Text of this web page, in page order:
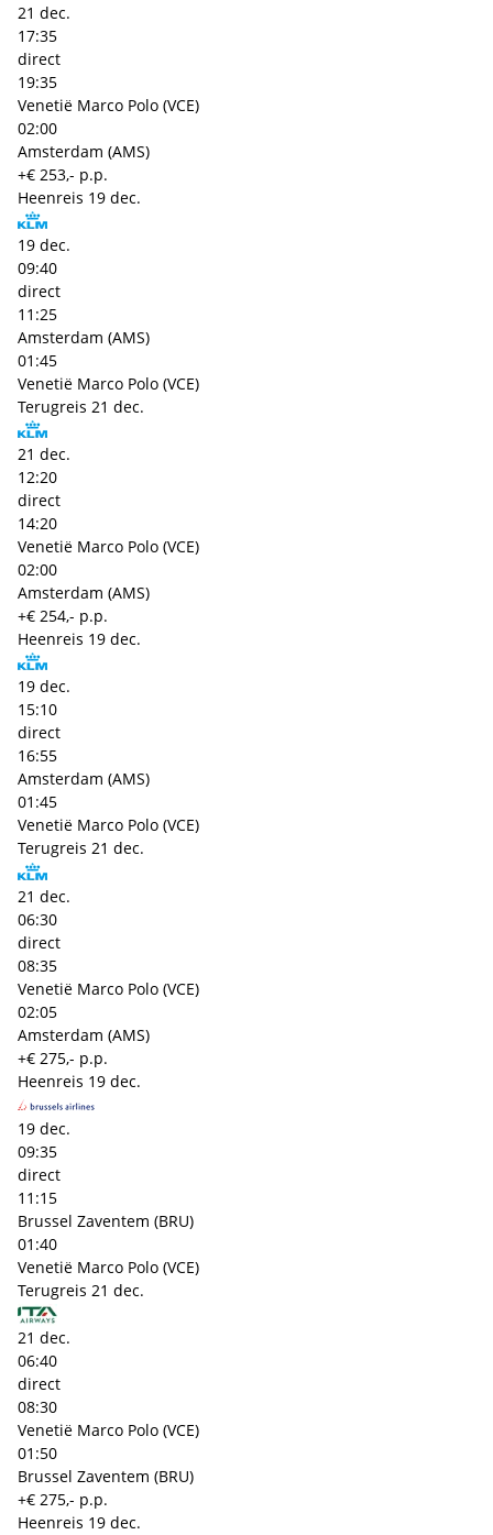
21 dec.
17:35
direct
19:35
Venetië Marco Polo (VCE)
02:00
Amsterdam (AMS)
+€ 253,- p.p.
Heenreis 19 dec.
19 dec.
09:40
direct
11:25
Amsterdam (AMS)
01:45
Venetië Marco Polo (VCE)
Terugreis 21 dec.
21 dec.
12:20
direct
14:20
Venetië Marco Polo (VCE)
02:00
Amsterdam (AMS)
+€ 254,- p.p.
Heenreis 19 dec.
19 dec.
15:10
direct
16:55
Amsterdam (AMS)
01:45
Venetië Marco Polo (VCE)
Terugreis 21 dec.
21 dec.
06:30
direct
08:35
Venetië Marco Polo (VCE)
02:05
Amsterdam (AMS)
+€ 275,- p.p.
Heenreis 19 dec.
19 dec.
09:35
direct
11:15
Brussel Zaventem (BRU)
01:40
Venetië Marco Polo (VCE)
Terugreis 21 dec.
21 dec.
06:40
direct
08:30
Venetië Marco Polo (VCE)
01:50
Brussel Zaventem (BRU)
+€ 275,- p.p.
Heenreis 19 dec.